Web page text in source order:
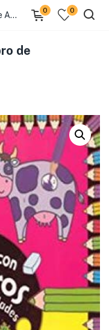
Colorea con Números – Libro de Actividades
0 0
de